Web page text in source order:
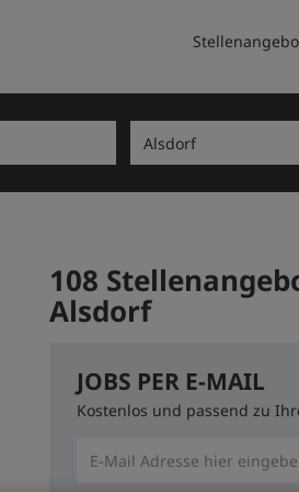
108
Alsdorf
JOBS PER E-MAIL
Kostenlos und passend zu